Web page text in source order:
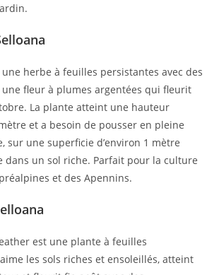
une herbe à feuilles persistantes avec des
fleur à plumes argentées qui fleurit
La plante atteint une hauteur
et a besoin de pousser en pleine
sur une superficie d’environ 1 mètre
dans un sol riche. Parfait pour la culture
et des Apennins.
est une plante à feuilles
les sols riches et ensoleillés, atteint